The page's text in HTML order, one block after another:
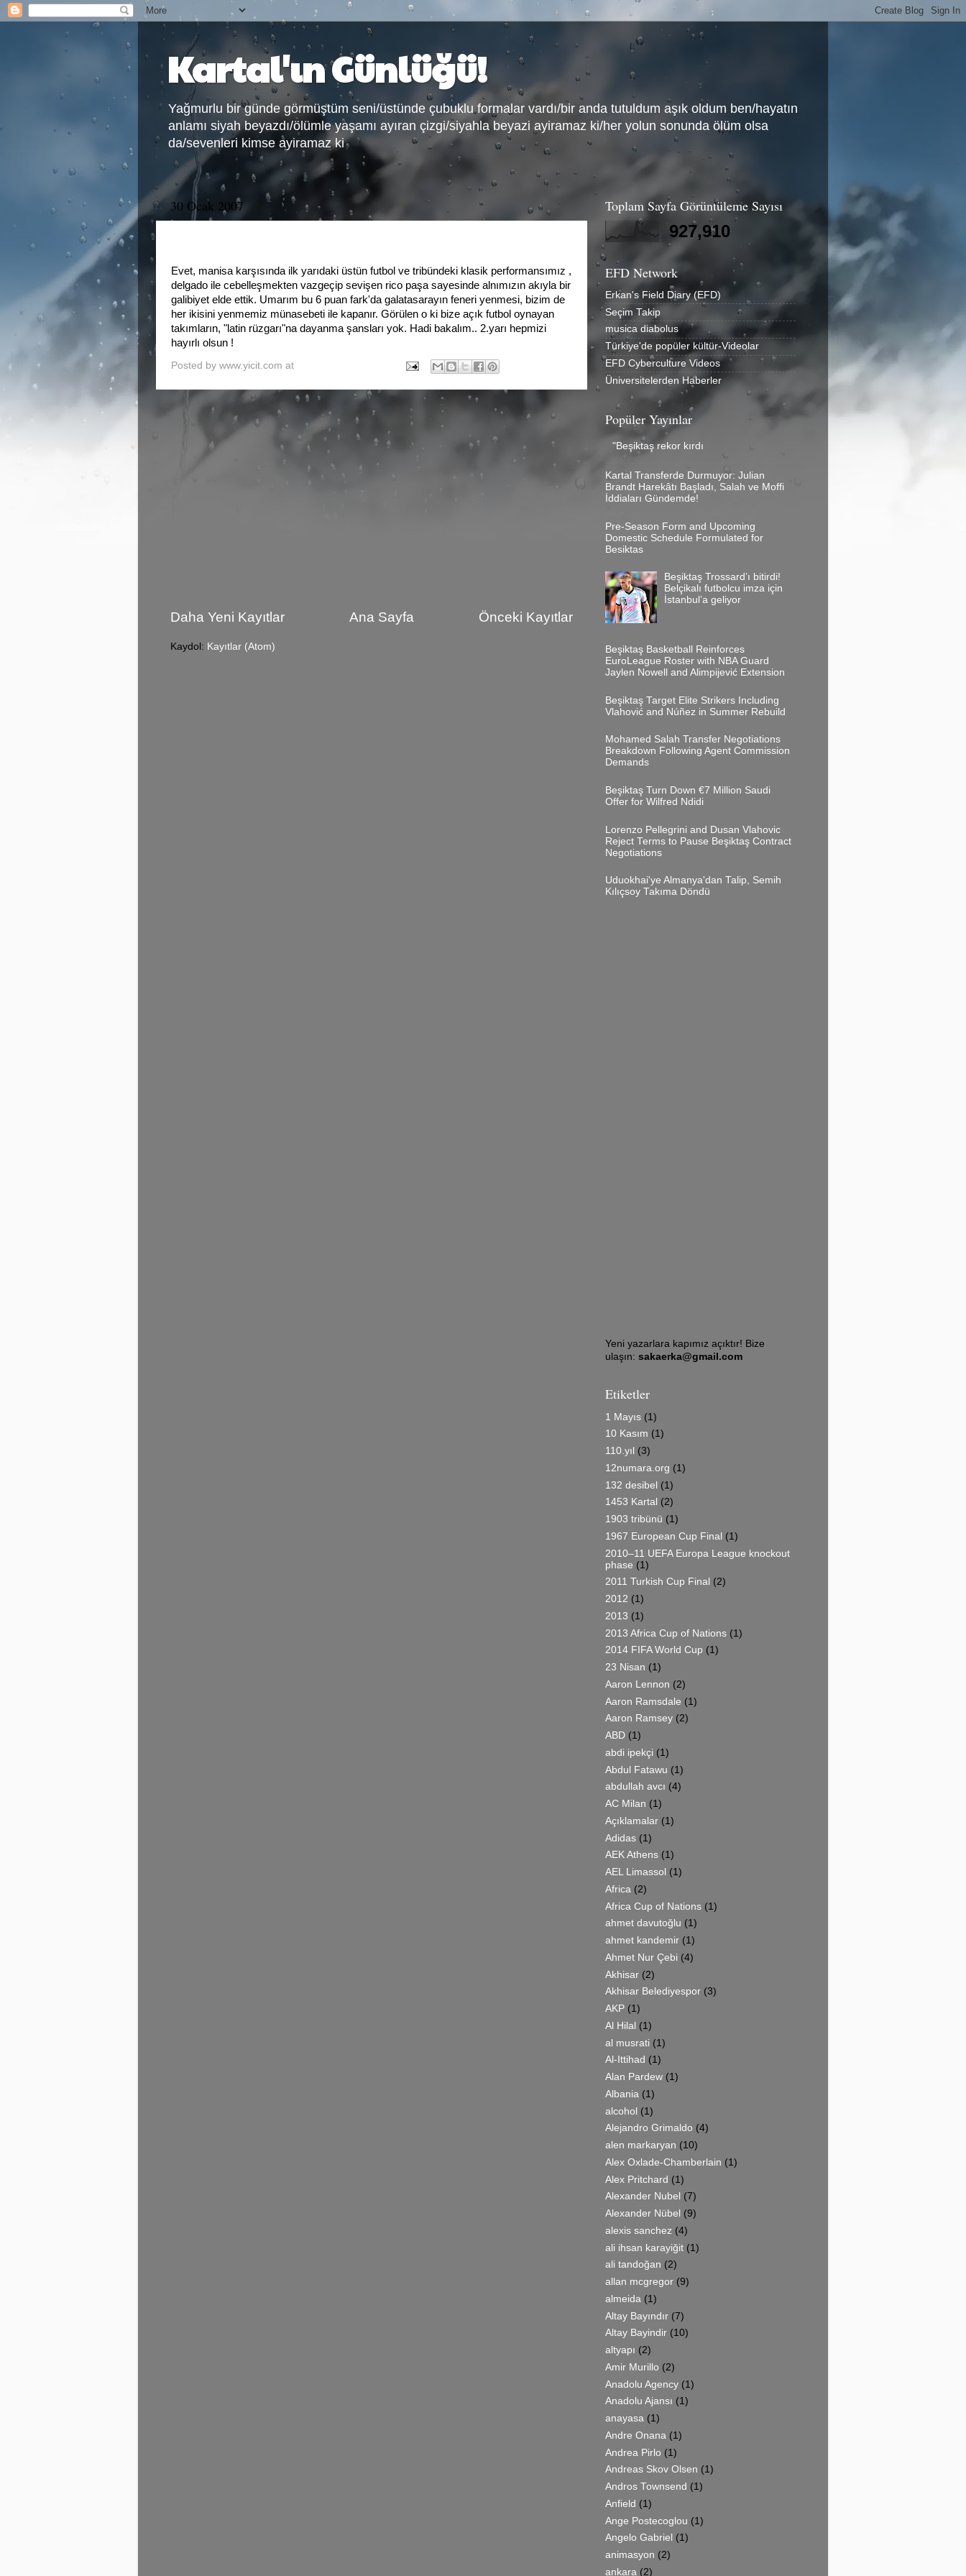
Kartal'ın Günlüğü!
Yağmurlu bir günde görmüştüm seni/üstünde çubuklu formalar vardı/bir anda tutuldum aşık oldum ben/hayatın
anlamı siyah beyazdı/ölümle yaşamı ayıran çizgi/siyahla beyazi ayiramaz ki/her yolun sonunda ölüm olsa
da/sevenleri kimse ayiramaz ki
30 Ocak 2007
Evet, manisa karşısında ilk yarıdaki üstün futbol ve tribündeki klasik performansımız ,
delgado ile cebelleşmekten vazgeçip sevişen rico paşa sayesinde alnımızın akıyla bir
galibiyet elde ettik. Umarım bu 6 puan fark'da galatasarayın feneri yenmesi, bizim de
her ikisini yenmemiz münasebeti ile kapanır. Görülen o ki bize açık futbol oynayan
takımların, "latin rüzgarı"na dayanma şansları yok. Hadi bakalım.. 2.yarı hepmizi
hayırlı olsun !
Posted by www.yicit.com at
Daha Yeni Kayıtlar Önceki Kayıtlar
Ana Sayfa
Kaydol: Kayıtlar (Atom)
Toplam Sayfa Görüntüleme Sayısı
927,910
EFD Network
Erkan's Field Diary (EFD)
Seçim Takip
musica diabolus
Türkiye'de popüler kültür-Videolar
EFD Cyberculture Videos
Üniversitelerden Haberler
Popüler Yayınlar
"Beşiktaş rekor kırdı
Kartal Transferde Durmuyor: Julian
Brandt Harekâtı Başladı, Salah ve Moffi
İddiaları Gündemde!
Pre-Season Form and Upcoming
Domestic Schedule Formulated for
Besiktas
Beşiktaş Trossard’ı bitirdi!
Belçikalı futbolcu imza için
İstanbul’a geliyor
Beşiktaş Basketball Reinforces
EuroLeague Roster with NBA Guard
Jaylen Nowell and Alimpijević Extension
Beşiktaş Target Elite Strikers Including
Vlahović and Núñez in Summer Rebuild
Mohamed Salah Transfer Negotiations
Breakdown Following Agent Commission
Demands
Beşiktaş Turn Down €7 Million Saudi
Offer for Wilfred Ndidi
Lorenzo Pellegrini and Dusan Vlahovic
Reject Terms to Pause Beşiktaş Contract
Negotiations
Uduokhai'ye Almanya'dan Talip, Semih
Kılıçsoy Takıma Döndü
Yeni yazarlara kapımız açıktır! Bize
ulaşın: sakaerka@gmail.com
Etiketler
1 Mayıs (1)
10 Kasım (1)
110.yıl (3)
12numara.org (1)
132 desibel (1)
1453 Kartal (2)
1903 tribünü (1)
1967 European Cup Final (1)
2010–11 UEFA Europa League knockout
phase (1)
2011 Turkish Cup Final (2)
2012 (1)
2013 (1)
2013 Africa Cup of Nations (1)
2014 FIFA World Cup (1)
23 Nisan (1)
Aaron Lennon (2)
Aaron Ramsdale (1)
Aaron Ramsey (2)
ABD (1)
abdi ipekçi (1)
Abdul Fatawu (1)
abdullah avcı (4)
AC Milan (1)
Açıklamalar (1)
Adidas (1)
AEK Athens (1)
AEL Limassol (1)
Africa (2)
Africa Cup of Nations (1)
ahmet davutoğlu (1)
ahmet kandemir (1)
Ahmet Nur Çebi (4)
Akhisar (2)
Akhisar Belediyespor (3)
AKP (1)
Al Hilal (1)
al musrati (1)
Al-Ittihad (1)
Alan Pardew (1)
Albania (1)
alcohol (1)
Alejandro Grimaldo (4)
alen markaryan (10)
Alex Oxlade-Chamberlain (1)
Alex Pritchard (1)
Alexander Nubel (7)
Alexander Nübel (9)
alexis sanchez (4)
ali ihsan karayiğit (1)
ali tandoğan (2)
allan mcgregor (9)
almeida (1)
Altay Bayındır (7)
Altay Bayindir (10)
altyapı (2)
Amir Murillo (2)
Anadolu Agency (1)
Anadolu Ajansı (1)
anayasa (1)
Andre Onana (1)
Andrea Pirlo (1)
Andreas Skov Olsen (1)
Andros Townsend (1)
Anfield (1)
Ange Postecoglou (1)
Angelo Gabriel (1)
animasyon (2)
ankara (2)